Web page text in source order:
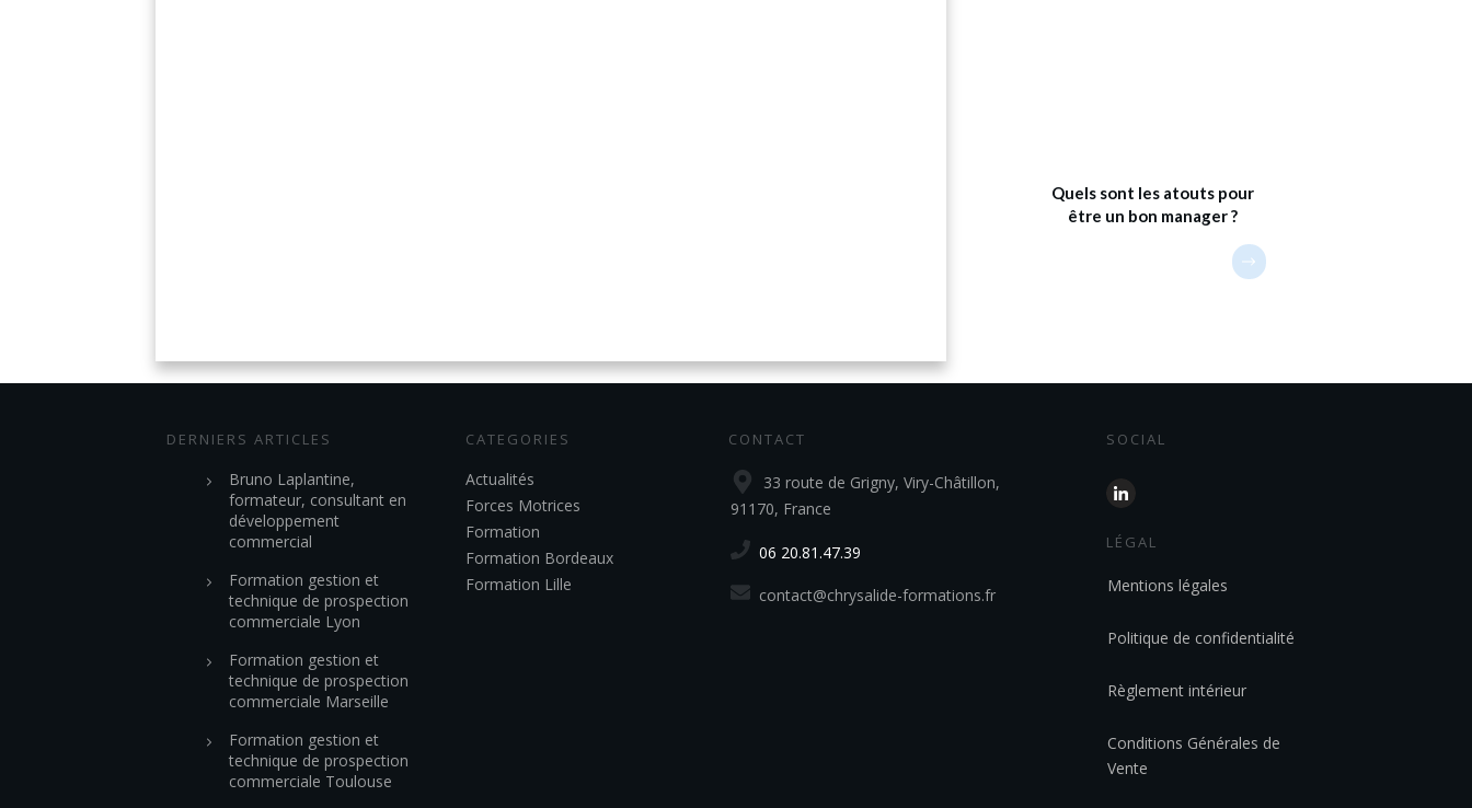
Quels sont les atouts pour
être un bon manager ?
DERNIERS ARTICLES
Bruno Laplantine,
formateur, consultant en
développement
commercial
Formation gestion et
technique de prospection
commerciale Lyon
Formation gestion et
technique de prospection
commerciale Marseille
Formation gestion et
technique de prospection
commerciale Toulouse
CATEGORIES
Actualités
Forces Motrices
Formation
Formation Bordeaux
Formation Lille
CONTACT
33 route de Grigny, Viry-Châtillon,
91170, France
06 20.81.47.39
contact@chrysalide-formations.fr
SOCIAL
LÉGAL
Mentions légales
Politique de confidentialité
Règlement intérieur
Conditions Générales de
Vente